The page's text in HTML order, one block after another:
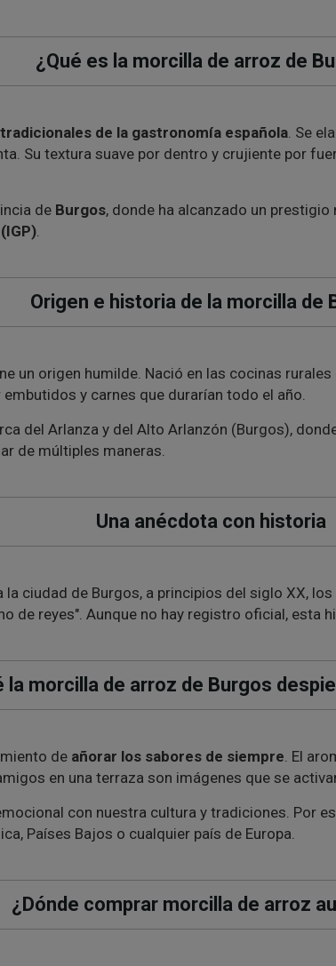
¿Qué es la morcilla de arroz de
de la gastronomía española. Se
Su textura suave por dentro y crujiente por
de Burgos, donde ha alcanzado un
.
Origen e historia de la morcilla de
un origen humilde. Nació en las cocinas
y carnes que durarían todo el año.
del Arlanza y del Alto Arlanzón (Burgos),
de múltiples maneras.
Una anécdota con historia
la ciudad de Burgos, a principios del siglo XX,
de reyes". Aunque no hay registro oficial, esta
la morcilla de arroz de Burgos
de añorar los sabores de siempre. El
en una terraza son imágenes que se
con nuestra cultura y tradiciones. Por
Países Bajos o cualquier país de Europa.
¿Dónde comprar morcilla de arroz